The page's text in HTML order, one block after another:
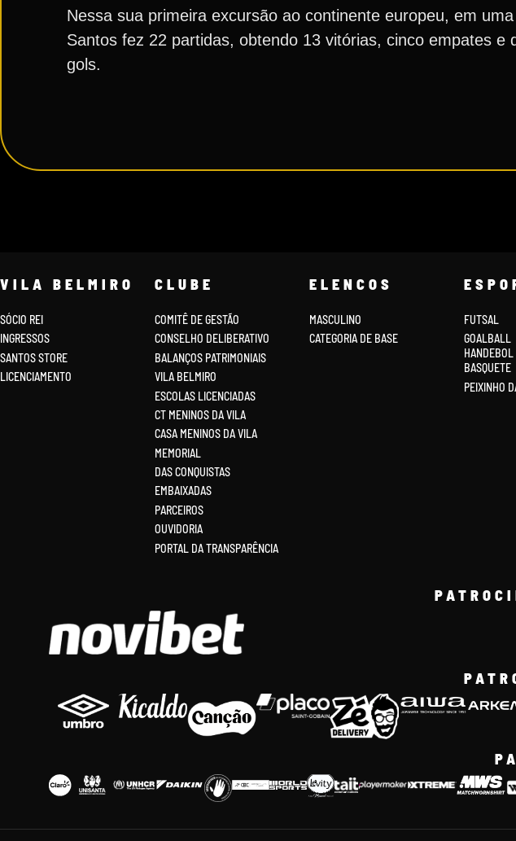
Nessa sua primeira excursão ao continente europeu, em
Santos fez 22 partidas, obtendo 13 vitórias, cinco empates
gols.
VILA BELMIRO
SÓCIO REI
INGRESSOS
SANTOS STORE
LICENCIAMENTO
CLUBE
COMITÊ DE GESTÃO
CONSELHO DELIBERATIVO
BALANÇOS PATRIMONIAIS
VILA BELMIRO
ESCOLAS LICENCIADAS
CT MENINOS DA VILA
CASA MENINOS DA VILA
MEMORIAL
DAS CONQUISTAS
EMBAIXADAS
PARCEIROS
OUVIDORIA
PORTAL DA TRANSPARÊNCIA
ELENCOS
MASCULINO
CATEGORIA DE BASE
FUTSAL
GOALBALL
HANDEBOL
BASQUETE
PEIXINHO